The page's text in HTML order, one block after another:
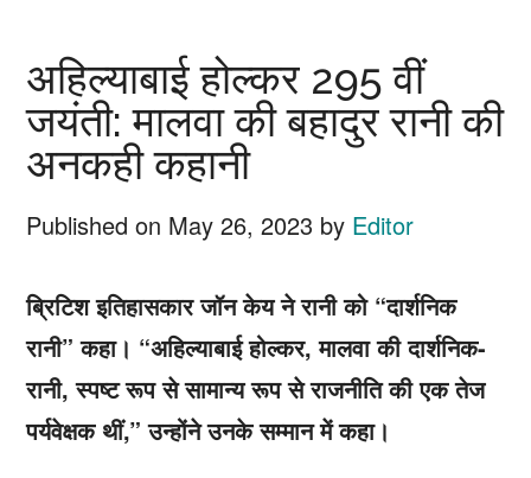
Hindi
अहिल्याबाई होल्कर 295 वीं
जयंती: मालवा की बहादुर रानी की
अनकही कहानी
Published on May 26, 2023 by Editor
ब्रिटिश इतिहासकार जॉन केय ने रानी को “दार्शनिक
रानी” कहा। “अहिल्याबाई होल्कर, मालवा की दार्शनिक-
रानी, ​​​​स्पष्ट रूप से सामान्य रूप से राजनीति की एक तेज
पर्यवेक्षक थीं,” उन्होंने उनके सम्मान में कहा।